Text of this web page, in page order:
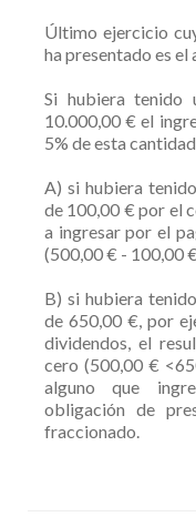
Último ejercicio
ha presentado es el
Si hubiera tenido
10.000,00 € el
5% de esta
A) si hubiera
de 100,00 € por el
a ingresar por el
(500,00 € - 100,00
B) si hubiera
de 650,00 €, por
dividendos, el
cero (500,00 €
alguno que
obligación de
fraccionado.